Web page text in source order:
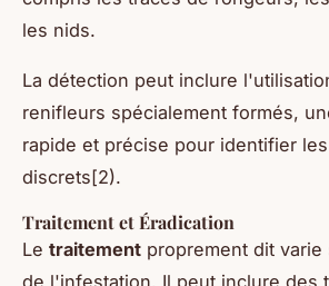
les nids.
La détection peut inclure
renifleurs spécialement formés,
rapide et précise pour identifier
discrets[2).
Traitement et Éradication
Le traitement proprement dit varie
de l'infestation. Il peut inclure des